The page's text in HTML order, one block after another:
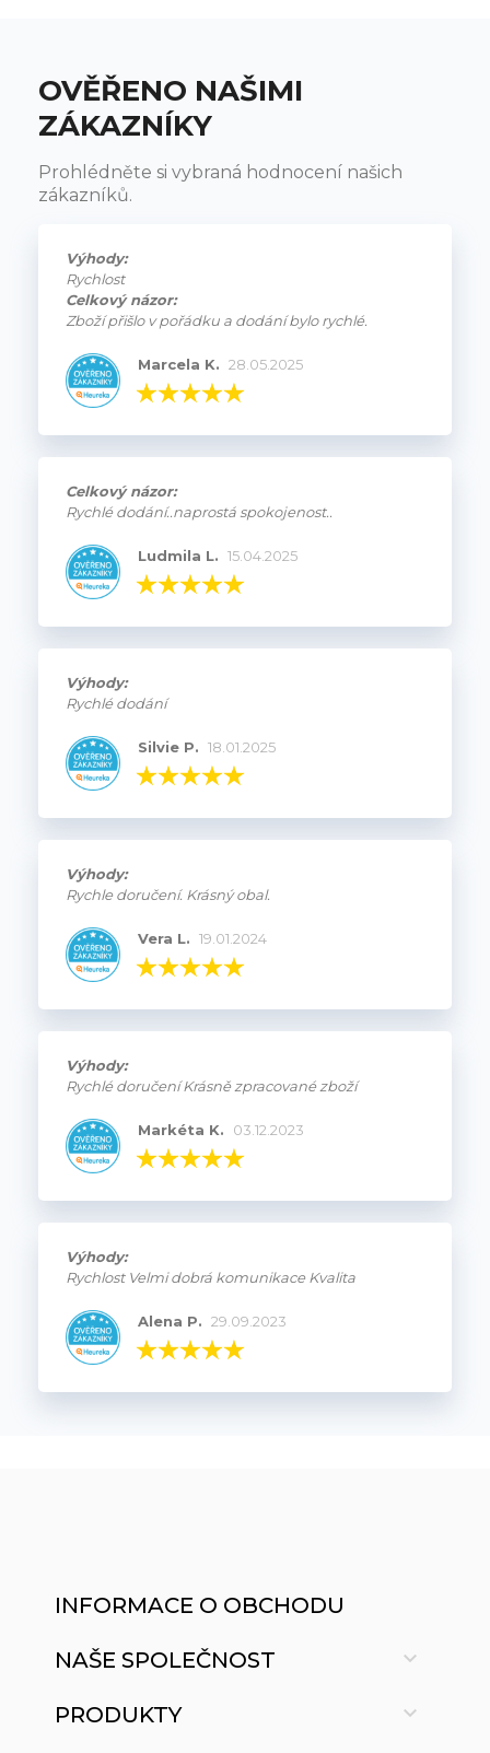
OVĚŘENO NAŠIMI
ZÁKAZNÍKY
Prohlédněte si vybraná hodnocení našich
zákazníků.
Výhody:
Rychlost
Celkový názor:
Zboží přišlo v pořádku a dodání bylo rychlé.
Marcela K. 28.05.2025
Celkový názor:
Rychlé dodání..naprostá spokojenost..
Ludmila L. 15.04.2025
Výhody:
Rychlé dodání
Silvie P. 18.01.2025
Výhody:
Rychle doručení. Krásný obal.
Vera L. 19.01.2024
Výhody:
Rychlé doručení Krásně zpracované zboží
Markéta K. 03.12.2023
Výhody:
Rychlost Velmi dobrá komunikace Kvalita
Alena P. 29.09.2023
INFORMACE O OBCHODU
NAŠE SPOLEČNOST 
PRODUKTY 